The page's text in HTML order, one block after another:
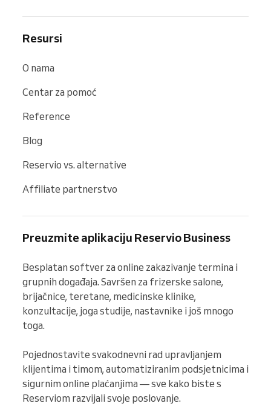
Resursi
O nama
Centar za pomoć
Reference
Blog
Reservio vs. alternative
Affiliate partnerstvo
Preuzmite aplikaciju Reservio Business
Besplatan softver za online zakazivanje termina i
grupnih događaja. Savršen za frizerske salone,
brijačnice, teretane, medicinske klinike,
konzultacije, joga studije, nastavnike i još mnogo
toga.
Pojednostavite svakodnevni rad upravljanjem
klijentima i timom, automatiziranim podsjetnicima i
sigurnim online plaćanjima — sve kako biste s
Reserviom razvijali svoje poslovanje.